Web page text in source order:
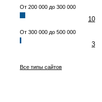
От 200 000 до 300 000
10
От 300 000 до 500 000
3
Все типы сайтов